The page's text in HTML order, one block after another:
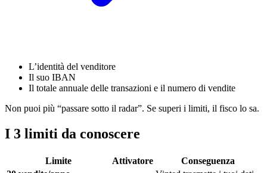
L’identità del venditore
Il suo IBAN
Il totale annuale delle transazioni e il numero di vendite
Non puoi più “passare sotto il radar”. Se superi i limiti, il fisco lo sa.
I 3 limiti da conoscere
Limite Attivatore
Conseguenza